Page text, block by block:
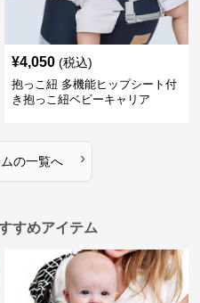
¥4,050 (税込)
抱っこ紐 多機能ヒップシート付
き抱っこ紐ベビーキャリア
の一覧へ ›
すめアイテム